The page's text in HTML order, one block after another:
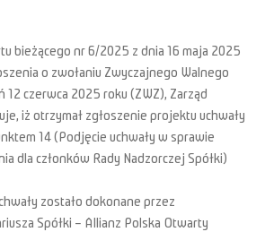
bieżącego nr 6/2025 z dnia 16 maja 2025
o zwołaniu Zwyczajnego Walnego
12 czerwca 2025 roku (ZWZ), Zarząd
iż otrzymał zgłoszenie projektu uchwały
14 (Podjęcie uchwały w sprawie
dla członków Rady Nadzorczej Spółki)
zostało dokonane przez
Spółki – Allianz Polska Otwarty